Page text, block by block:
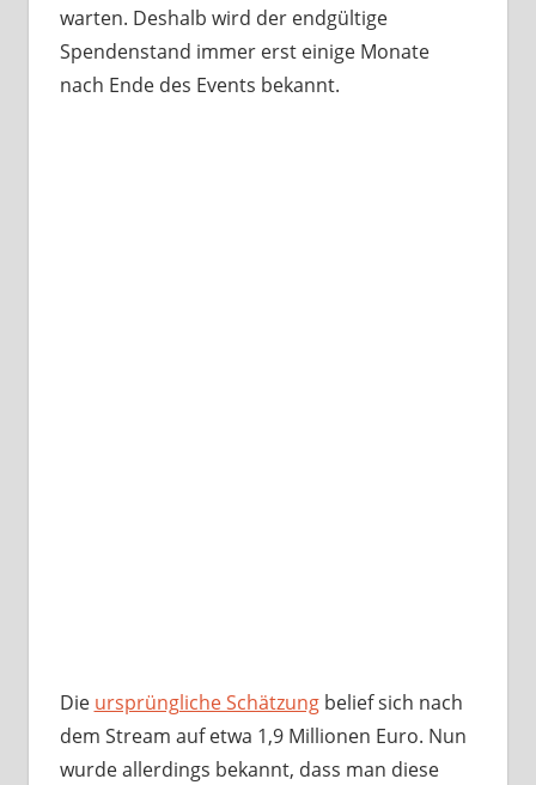
warten. Deshalb wird der endgültige
Spendenstand immer erst einige Monate
nach Ende des Events bekannt.
Die ursprüngliche Schätzungbelief sich nach
dem Stream auf etwa 1,9 Millionen Euro. Nun
wurde allerdings bekannt, dass man diese